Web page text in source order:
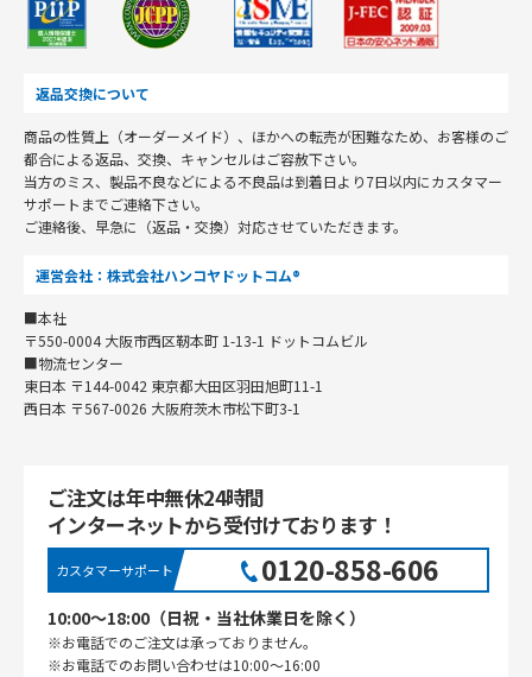
返品交換について
商品の性質上（オーダーメイド）、ほかへの転売が困難なため、お客様のご
都合による返品、交換、キャンセルはご容赦下さい。
当方のミス、製品不良などによる不良品は到着日より7日以内にカスタマー
サポートまでご連絡下さい。
ご連絡後、早急に（返品・交換）対応させていただきます。
運営会社：株式会社ハンコヤドットコム®
■本社
〒550-0004 大阪市西区靭本町 1-13-1 ドットコムビル
■物流センター
東日本 〒144-0042 東京都大田区羽田旭町11-1
西日本 〒567-0026 大阪府茨木市松下町3-1
ご注文は年中無休24時間
インターネットから受付けております！
カスタマーサポート 0120-858-606
10:00〜18:00（日祝・当社休業日を除く）
※お電話でのご注文は承っておりません。
※お電話でのお問い合わせは10:00〜16:00